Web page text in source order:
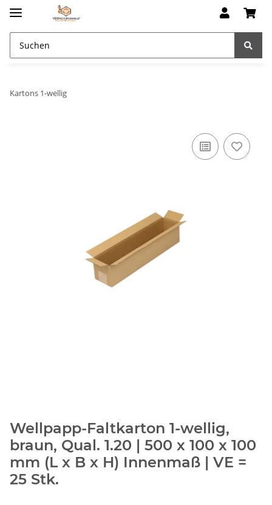
Kartons 1-wellig
Wellpapp-Faltkarton 1-wellig,
braun, Qual. 1.20 | 500 x 100 x 100
mm (L x B x H) Innenmaß | VE =
25 Stk.